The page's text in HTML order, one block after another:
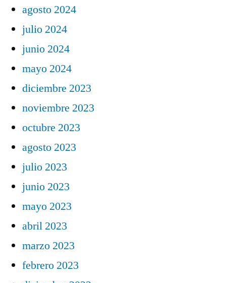
agosto 2024
julio 2024
junio 2024
mayo 2024
diciembre 2023
noviembre 2023
octubre 2023
agosto 2023
julio 2023
junio 2023
mayo 2023
abril 2023
marzo 2023
febrero 2023